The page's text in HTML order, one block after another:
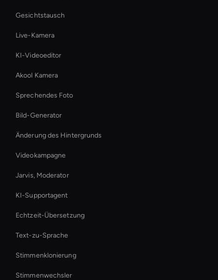
Gesichtstausch
Live-Kamera
KI-Videoeditor
Akool Kamera
Sprechendes Foto
Bild-Generator
Änderung des Hintergrunds
Videokampagne
Jarvis, Moderator
KI-Supportagent
Echtzeit-Übersetzung
Text-zu-Sprache
Stimmenklonierung
Stimmenwechsler